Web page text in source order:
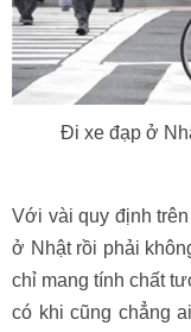
Đi xe đạp ở
Với vài quy định
ở Nhật rồi phải
chỉ mang tính chất
có khi cũng chẳng